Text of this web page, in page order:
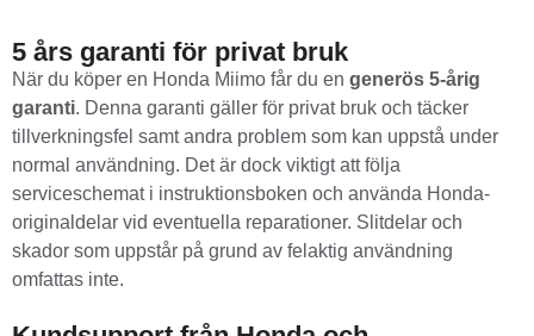
5 års garanti för privat bruk
När du köper en Honda Miimo får du en generös 5-årig
garanti. Denna garanti gäller för privat bruk och täcker
tillverkningsfel samt andra problem som kan uppstå under
normal användning. Det är dock viktigt att följa
serviceschemat i instruktionsboken och använda Honda-
originaldelar vid eventuella reparationer. Slitdelar och
skador som uppstår på grund av felaktig användning
omfattas inte.